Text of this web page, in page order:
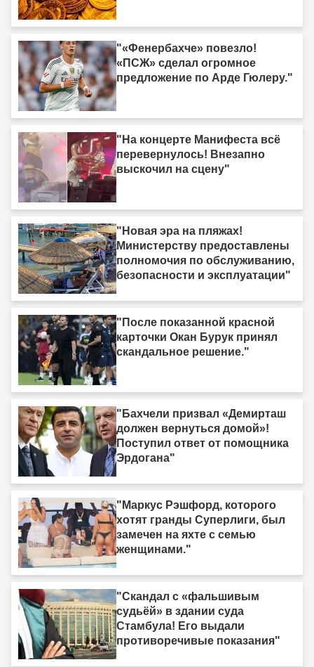
"«Фенербахче» повезло!
«ПСЖ» сделал огромное
предложение по Арде Гюлеру."
"На концерте Манифеста всё
перевернулось! Внезапно
выскочил на сцену"
"Новая эра на пляжах!
Министерству предоставлены
полномочия по обслуживанию,
безопасности и эксплуатации"
"После показанной красной
карточки Окан Бурук принял
скандальное решение."
"Бахчели призвал «Демирташ
должен вернуться домой»!
Поступил ответ от помощника
Эрдогана"
"Маркус Рэшфорд, которого
хотят гранды Суперлиги, был
замечен на яхте с семью
женщинами."
"Скандал с «фальшивым
судьёй» в здании суда
Стамбула! Его выдали
противоречивые показания"